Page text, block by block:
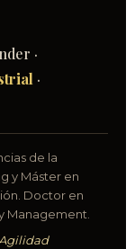
·
·
de la
y Máster en
Doctor en
Management.